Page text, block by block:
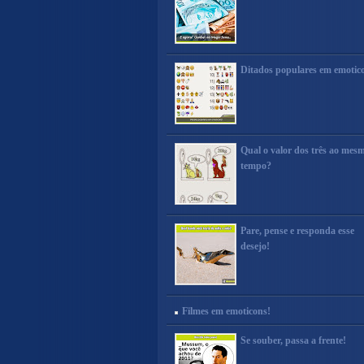
Ditados populares em
Qual o valor dos três ao
tempo?
Pare, pense e responda esse
desejo!
Filmes em emoticons!
Se souber, passa a frente!